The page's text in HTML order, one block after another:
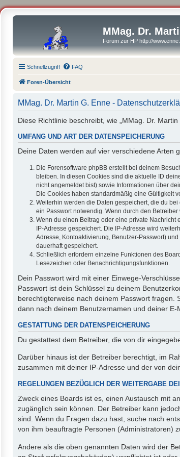
MMag. Dr.
Forum zur HP http://
Schnellzugriff FAQ
Foren-Übersicht
MMag. Dr. Martin G. Enne -
Diese Richtlinie beschreibt, wie „MMag. Dr.
UMFANG UND ART DER DATENSPEICHERUNG
Deine Daten werden auf vier verschiedene Arten
Die Forensoftware phpBB erstellt bei deinem
bleiben. In diesen Cookies sind die aktuelle ID
nicht angemeldet bist) sowie Informationen über
Die Cookies haben standardmäßig eine Gültigkeit
Weiterhin werden die Daten gespeichert, die du
ein Passwort notwendig. Wenn durch den
Wenn du einen Beitrag oder eine private
IP-Adresse gespeichert. Die IP-Adresse wird
Adresse, Kontoaktivierung, Benutzer-Passwort)
dauerhaft gespeichert.
Schließlich erfordern einzelne Funktionen des
Lesezeichen oder Benachrichtigungsfunktionen.
Dein Passwort wird mit einer Einwege-
Passwort ist dein Schlüssel zu deinem
berechtigterweise nach deinem Passwort fragen.
dann nach deinem Benutzernamen und deiner
GESTATTUNG DER DATENSPEICHERUNG
Du gestattest dem Betreiber, die von dir
Darüber hinaus ist der Betreiber berechtigt, im
zusammen mit deiner IP-Adresse und der von
REGELUNGEN BEZÜGLICH DER WEITERGABE
Zweck eines Boards ist es, einen Austausch mit
zugänglich sein können. Der Betreiber kann
sind. Wenn du Fragen dazu hast, suche nach
von ihm beauftragte Personen (Administratoren)
Andere als die oben genannten Daten wird der